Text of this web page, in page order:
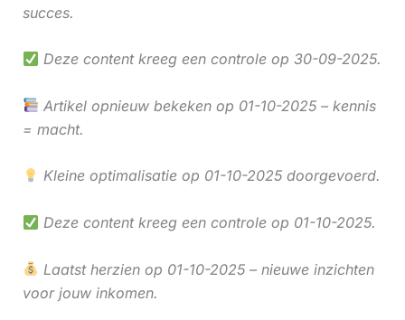
succes.
Deze content kreeg een controle op 30-09-2025.
Artikel opnieuw bekeken op 01-10-2025 – kennis
= macht.
Kleine optimalisatie op 01-10-2025 doorgevoerd.
Deze content kreeg een controle op 01-10-2025.
Laatst herzien op 01-10-2025 – nieuwe inzichten
voor jouw inkomen.